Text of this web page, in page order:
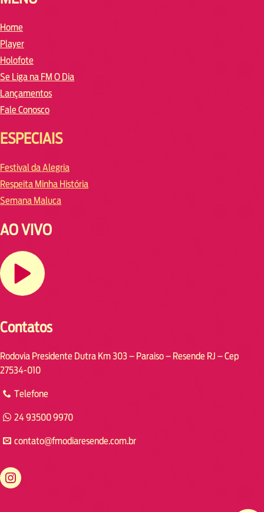
Home
Player
Holofote
Se Liga na FM O Dia
Lançamentos
Fale Conosco
ESPECIAIS
Festival da Alegria
Respeita Minha História
Semana Maluca
AO VIVO
Contatos
Rodovia Presidente Dutra Km 303 – Paraiso – Resende RJ – Cep
27534-010
Telefone
24 93500 9970
contato@fmodiaresende.com.br
https://www.instagram.com/fmodiaresende